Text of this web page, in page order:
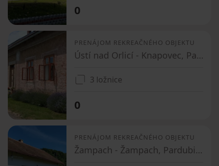
0
PRENÁJOM REKREAČNÉHO OBJEKTU
Ústí nad Orlicí - Knapovec, Pardubický kraj
3 ložnice
0
PRENÁJOM REKREAČNÉHO OBJEKTU
Žampach - Žampach, Pardubický kraj